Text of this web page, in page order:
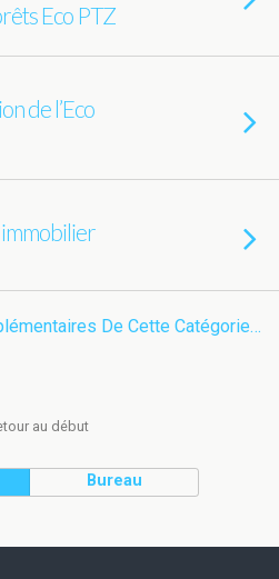
Eco PTZ
de l’Eco
De Cette Catégorie…
au début
Bureau